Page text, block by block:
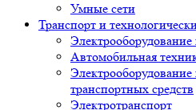
Умные сети
Транспорт и
Электрооборудование
Автомобильная
Электрооборудование
транспортных средств
Электротранспорт